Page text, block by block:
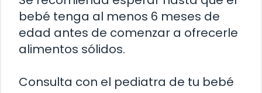
bebé tenga al menos 6 meses de
edad antes de comenzar a ofrecerle
alimentos sólidos.
Consulta con el pediatra de tu bebé